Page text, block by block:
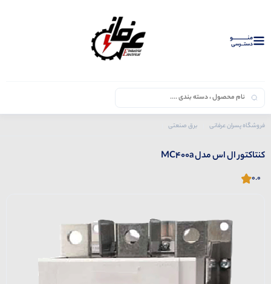
منــــــــــــو
دستــرسی
فروشگاه پسران عرفانی برق صنعتی
کنتاکتور ال اس مدل MC400a
0.0